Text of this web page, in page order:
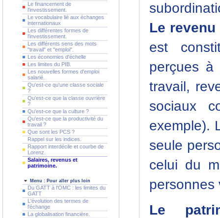
Le financement de
l'investissement.
Le vocabulaire lié aux échanges
internationaux
Les différentes formes de
l'investissement.
Les différents sens des mots
"travail" et "emploi".
Les économies d'échelle
Les limites du PIB.
Les nouvelles formes d'emploi
salarié.
Qu'est-ce qu'une classe sociale
?
Qu'est-ce que la classe ouvrière
?
Qu'est-ce que la culture ?
Qu'est-ce que la productivité du
travail ?
Que sont les PCS ?
Rappel sur les indices.
Rapport interdécile et courbe de
Lorenz.
Salaires, revenus et
patrimoine.
Menu : Pour aller plus loin
Du GATT à l'OMC : les limites du
GATT
L'évolution des termes de
l'échange
La globalisation financière.
Le revenu
est
perçues
travail,
sociaux
exemple).
seule
celui du
personnes
Le